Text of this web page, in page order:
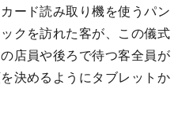
ード読み取り機を使うパン
クを訪れた客が、この儀式
店員や後ろで待つ客全員が
決めるようにタブレットか